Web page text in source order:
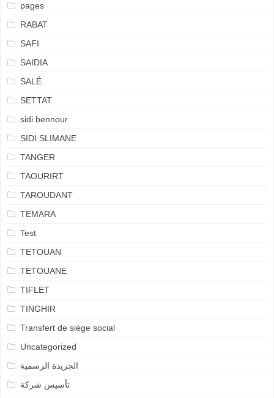
pages
RABAT
SAFI
SAIDIA
SALÉ
SETTAT.
sidi bennour
SIDI SLIMANE
TANGER
TAOURIRT
TAROUDANT
TEMARA
Test
TETOUAN
TETOUANE
TIFLET
TINGHIR
Transfert de siège social
Uncategorized
الجريدة الرسمية
تأسيس شركة